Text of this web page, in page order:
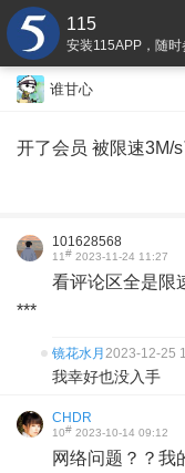
115
安装115APP，随时
谁甘心
开了会员 被限速3M/
101628568
11# 2023-11-24 11:27
看评论区全是限
***
镜花水月 2023-12-25
我幸好也没入手
CHDR
10# 2023-10-14 09:12
网络问题？？我